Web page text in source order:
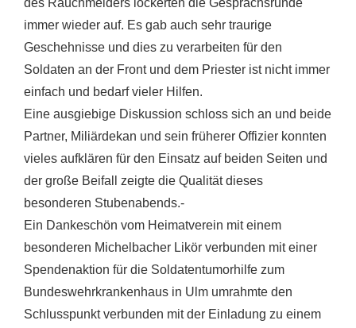
immer wieder auf. Es gab auch sehr traurige
Geschehnisse und dies zu verarbeiten für den
Soldaten an der Front und dem Priester ist nicht immer
einfach und bedarf vieler Hilfen.
Eine ausgiebige Diskussion schloss sich an und beide
Partner, Miliärdekan und sein früherer Offizier konnten
vieles aufklären für den Einsatz auf beiden Seiten und
der große Beifall zeigte die Qualität dieses
besonderen Stubenabends.-
Ein Dankeschön vom Heimatverein mit einem
besonderen Michelbacher Likör verbunden mit einer
Spendenaktion für die Soldatentumorhilfe zum
Bundeswehrkrankenhaus in Ulm umrahmte den
Schlusspunkt verbunden mit der Einladung zu einem